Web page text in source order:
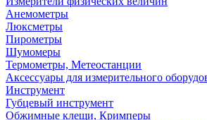
Анемометры
Люксметры
Пирометры
Шумомеры
Термометры, Метеостанции
Аксессуары для измерительного
Инструмент
Губцевый инструмент
Обжимные клещи, Кримперы